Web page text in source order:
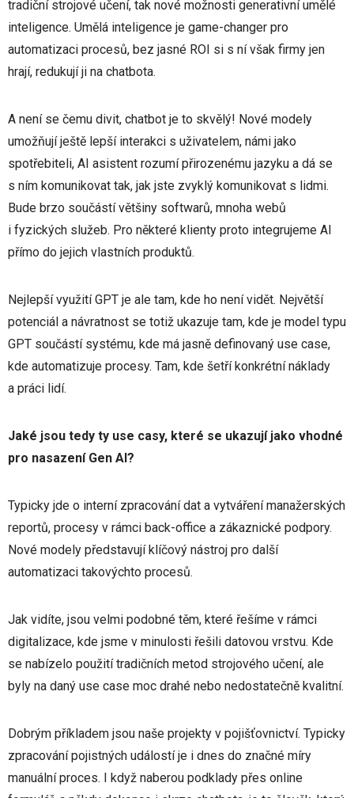
tradiční strojové učení, tak nové možnosti generativní umělé
inteligence. Umělá inteligence je game-changer pro
automatizaci procesů, bez jasné ROI si s ní však firmy jen
hrají, redukují ji na chatbota.
A není se čemu divit, chatbot je to skvělý! Nové modely
umožňují ještě lepší interakci s uživatelem, námi jako
spotřebiteli, AI asistent rozumí přirozenému jazyku a dá se
s ním komunikovat tak, jak jste zvyklý komunikovat s lidmi.
Bude brzo součástí většiny softwarů, mnoha webů
i fyzických služeb. Pro některé klienty proto integrujeme AI
přímo do jejich vlastních produktů.
Nejlepší využití GPT je ale tam, kde ho není vidět. Největší
potenciál a návratnost se totiž ukazuje tam, kde je model typu
GPT součástí systému, kde má jasně definovaný use case,
kde automatizuje procesy. Tam, kde šetří konkrétní náklady
a práci lidí.
Jaké jsou tedy ty use casy, které se ukazují jako vhodné
pro nasazení Gen AI?
Typicky jde o interní zpracování dat a vytváření manažerských
reportů, procesy v rámci back-office a zákaznické podpory.
Nové modely představují klíčový nástroj pro další
automatizaci takovýchto procesů.
Jak vidíte, jsou velmi podobné těm, které řešíme v rámci
digitalizace, kde jsme v minulosti řešili datovou vrstvu. Kde
se nabízelo použití tradičních metod strojového učení, ale
byly na daný use case moc drahé nebo nedostatečně kvalitní.
Dobrým příkladem jsou naše projekty v pojišťovnictví. Typicky
zpracování pojistných událostí je i dnes do značné míry
manuální proces. I když naberou podklady přes online